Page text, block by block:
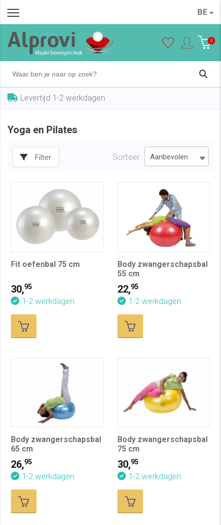
BE
0
Levertijd 1-2 werkdagen
Yoga en Pilates
Filter Sorteer
Fit oefenbal 75 cm
30,95
1-2 werkdagen
Body zwangerschapsbal
55 cm
22,95
1-2 werkdagen
Body zwangerschapsbal
65 cm
26,95
1-2 werkdagen
Body zwangerschapsbal
75 cm
30,95
1-2 werkdagen